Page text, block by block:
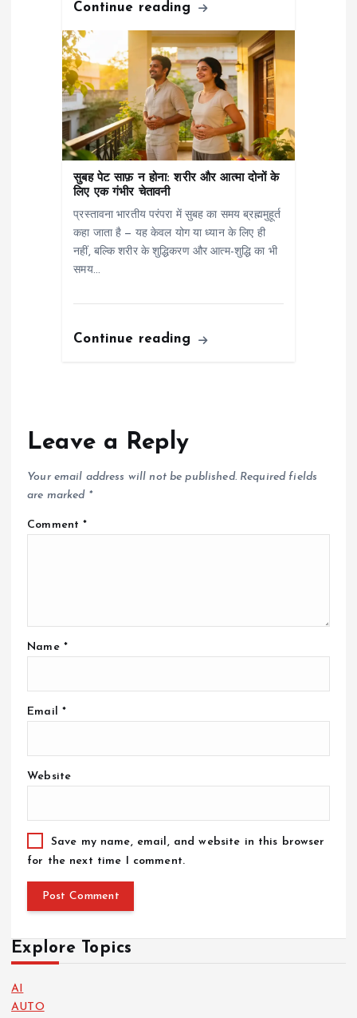
Continue reading
सुबह पेट साफ़ न होना: शरीर और आत्मा दोनों के
लिए एक गंभीर चेतावनी
प्रस्तावना भारतीय परंपरा में सुबह का समय ब्रह्ममुहूर्त
कहा जाता है — यह केवल योग या ध्यान के लिए ही
नहीं, बल्कि शरीर के शुद्धिकरण और आत्म-शुद्धि का भी
समय…
Continue reading
Leave a Reply
Your email address will not be published. Required fields
are marked *
Comment*
Name *
Email *
Website
Save my name, email, and website in this browser
for the next time I comment.
Explore Topics
AI
AUTO